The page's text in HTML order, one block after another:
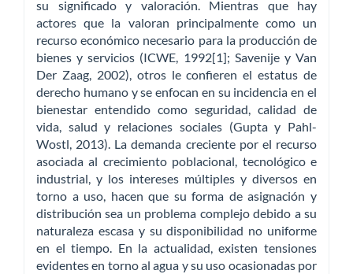
su significado y valoración. Mientras que hay
actores que la valoran principalmente como un
recurso económico necesario para la producción de
bienes y servicios (ICWE, 1992[1]; Savenije y Van
Der Zaag, 2002), otros le confieren el estatus de
derecho humano y se enfocan en su incidencia en el
bienestar entendido como seguridad, calidad de
vida, salud y relaciones sociales (Gupta y Pahl-
Wostl, 2013). La demanda creciente por el recurso
asociada al crecimiento poblacional, tecnológico e
industrial, y los intereses múltiples y diversos en
torno a uso, hacen que su forma de asignación y
distribución sea un problema complejo debido a su
naturaleza escasa y su disponibilidad no uniforme
en el tiempo. En la actualidad, existen tensiones
evidentes en torno al agua y su uso ocasionadas por